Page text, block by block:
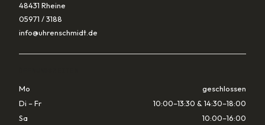
48431 Rheine
05971 / 3188
info@uhrenschmidt.de
Mo
geschlossen
Di – Fr
10:00–13:30 & 14:30–18:00
Sa
10:00–16:00